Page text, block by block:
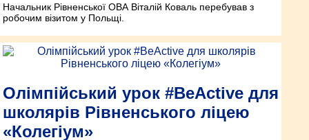
Начальник Рівненської ОВА Віталій Коваль перебував з
робочим візитом у Польщі.
Олімпійський урок #BeActive для
школярів Рівненського ліцею
«Колегіум»